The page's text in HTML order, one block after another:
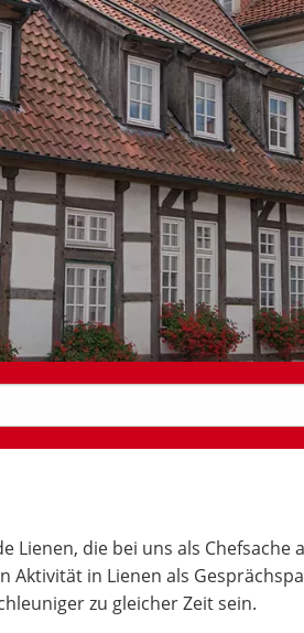
die bei uns als
in Lienen als
zu gleicher Zeit sein.